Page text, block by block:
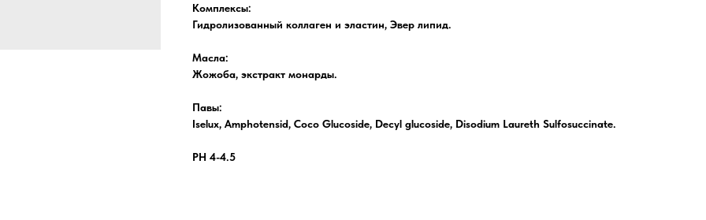
Комплексы:
Гидролизованный коллаген и эластин, Эвер липид.
Масла:
Жожоба, экстракт монарды.
Павы:
Iselux, Amphotensid, Coco Glucoside, Decyl glucoside, Disodium Laureth Sulfosuccinate.
PH 4-4.5